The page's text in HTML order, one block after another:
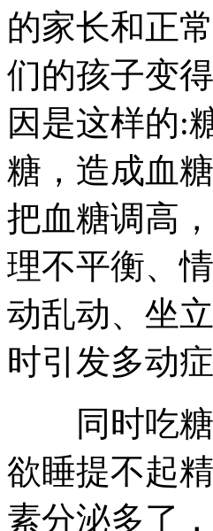
的家长和正
们的孩子变
因是这样的:
糖，造成血
把血糖调高
理不平衡、
动乱动、坐
时引发多动症
同时吃糖
欲睡提不起
素分泌多了